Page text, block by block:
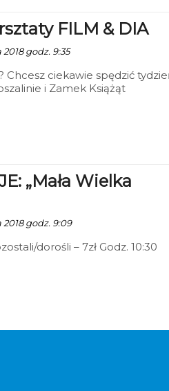
FILM & DIA
2018 godz. 9:35
Chcesz ciekawie spędzić
i Zamek Książąt
„Mała Wielka
2018 godz. 9:09
dorośli – 7zł Godz. 10:30